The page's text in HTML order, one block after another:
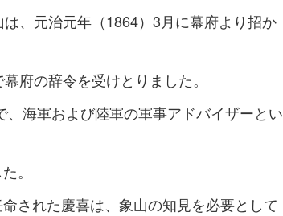
、元治元年（1864）3月に幕府より招か
府の辞令を受けとりました。
海軍および陸軍の軍事アドバイザーとい
。
された慶喜は、象山の知見を必要として